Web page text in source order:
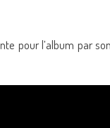
pour l’album par son